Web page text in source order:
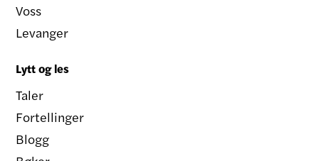
Voss
Levanger
Lytt og les
Taler
Fortellinger
Blogg